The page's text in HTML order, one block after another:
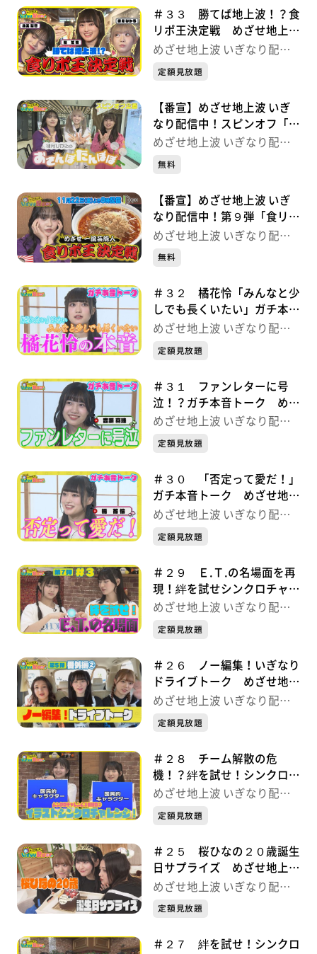
＃３３ 勝てば地上波！？食
リポ王決定戦 めざせ地上波
いぎなり配信中！
めざせ地上波 いぎなり配信
中！
定額見放題
【番宣】めざせ地上波 いぎ
なり配信中！スピンオフ「律
月ひかるのおさんぽたんぽ
めざせ地上波 いぎなり配信
中！
無料
【番宣】めざせ地上波 いぎ
なり配信中！第９弾「食リポ
王決定戦」
めざせ地上波 いぎなり配信
中！
無料
＃３２ 橘花怜「みんなと少
しでも長くいたい」ガチ本音
トーク めざせ地上波 いぎ
めざせ地上波 いぎなり配信
中！
定額見放題
＃３１ ファンレターに号
泣！？ガチ本音トーク めざ
せ地上波 いぎなり配信中！
めざせ地上波 いぎなり配信
中！
定額見放題
＃３０ 「否定って愛だ！」
ガチ本音トーク めざせ地上
波 いぎなり配信中！
めざせ地上波 いぎなり配信
中！
定額見放題
＃２９ Ｅ.Ｔ.の名場面を再
現！絆を試せシンクロチャレ
ンジ３番勝負 めざせ地上波
めざせ地上波 いぎなり配信
中！
定額見放題
＃２６ ノー編集！いぎなり
ドライブトーク めざせ地上
波 いぎなり配信中！
めざせ地上波 いぎなり配信
中！
定額見放題
＃２８ チーム解散の危
機！？絆を試せ！シンクロチ
ャレンジ３番勝負 めざせ地
めざせ地上波 いぎなり配信
中！
定額見放題
＃２５ 桜ひなの２０歳誕生
日サプライズ めざせ地上波
いぎなり配信中！
めざせ地上波 いぎなり配信
中！
定額見放題
＃２７ 絆を試せ！シンクロ